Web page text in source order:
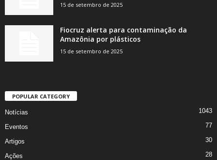
15 de setembro de 2025
Fiocruz alerta para contaminação da
Amazônia por plásticos
15 de setembro de 2025
POPULAR CATEGORY
Notícias 1043
Eventos 77
Artigos 30
Ações 28